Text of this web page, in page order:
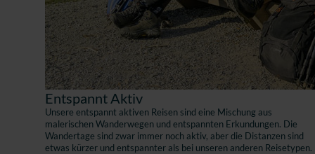
Entspannt Aktiv
Unsere entspannt aktiven Reisen sind eine Mischung aus
malerischen Wanderwegen und entspannten Erkundungen. Die
Wandertage sind zwar immer noch aktiv, aber die Distanzen sind
etwas kürzer und entspannter als bei unseren anderen Reisetypen.